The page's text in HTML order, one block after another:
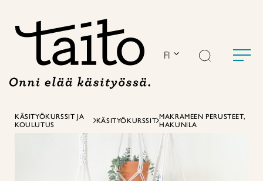
FI
KÄSITYÖKURSSIT JA
KOULUTUS
KÄSITYÖKURSSIT MAKRAMEEN PERUSTEET,
HAKUNILA